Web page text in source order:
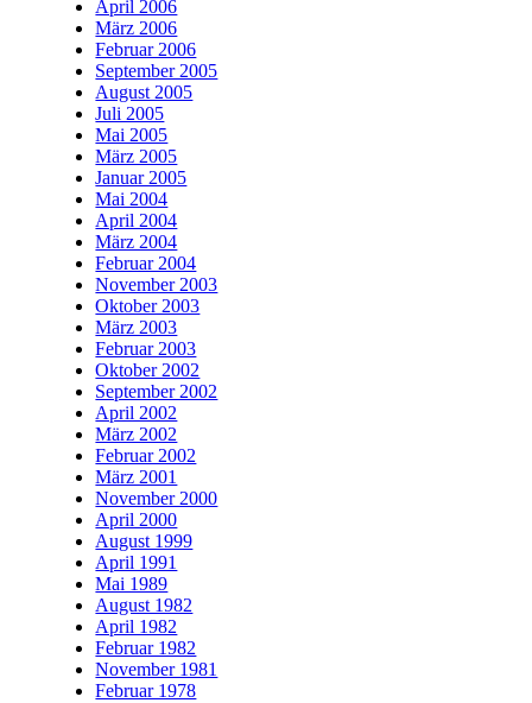
April 2006
März 2006
Februar 2006
September 2005
August 2005
Juli 2005
Mai 2005
März 2005
Januar 2005
Mai 2004
April 2004
März 2004
Februar 2004
November 2003
Oktober 2003
März 2003
Februar 2003
Oktober 2002
September 2002
April 2002
März 2002
Februar 2002
März 2001
November 2000
April 2000
August 1999
April 1991
Mai 1989
August 1982
April 1982
Februar 1982
November 1981
Februar 1978